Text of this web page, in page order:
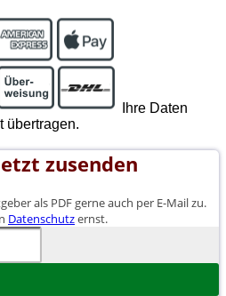
Ihre Daten
übertragen.
zusenden
als PDF gerne auch per E-Mail zu.
Datenschutzernst.